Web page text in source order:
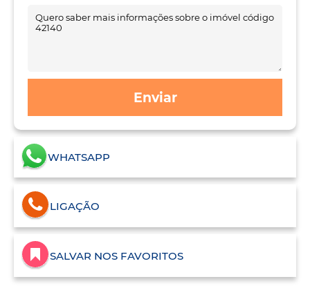
Enviar
WHATSAPP
LIGAÇÃO
SALVAR NOS FAVORITOS